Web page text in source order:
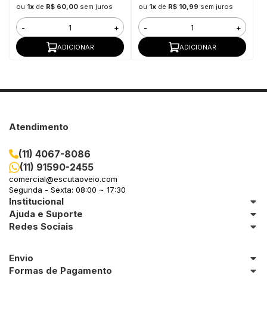
ou 1xde R$ 60,00 sem juros
- +
ADICIONAR
ou 1xde R$ 10,99 sem juros
- +
ADICIONAR
Atendimento
(11) 4067-8086
(11) 91590-2455
comercial@escutaoveio.com
Segunda - Sexta: 08:00 ~ 17:30
Institucional
Ajuda e Suporte
Redes Sociais
Envio
Formas de Pagamento